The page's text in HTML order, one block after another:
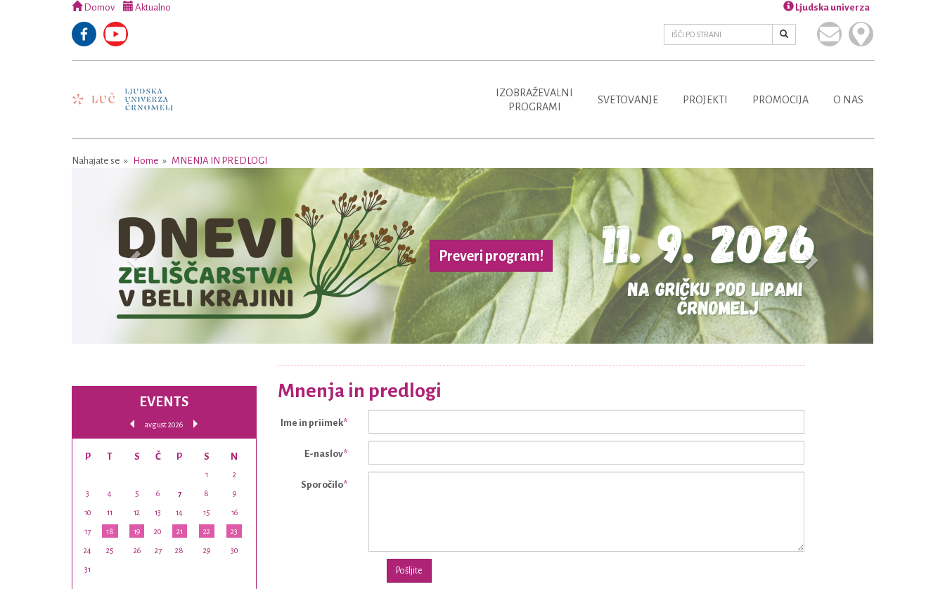
Domov Aktualno Ljudska univerza
IZOBRAŽEVALNI
PROGRAMI
SVETOVANJE PROJEKTI PROMOCIJA O NAS
Nahajate se Home MNENJA IN PREDLOGI
Preveri program!
Mnenja in predlogi
Ime in priimek
E-naslov
Sporočilo
Pošljite
EVENTS
avgust 2026
P T S Č P S N
1 2
3 4 5 6 7 8 9
10 11 12 13 14 15 16
17 18 19 20 21 22 23
24 25 26 27 28 29 30
31